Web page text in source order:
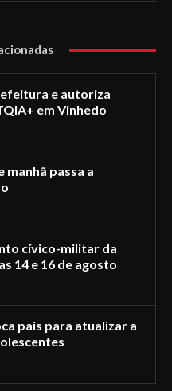
e autoriza
em Vinhedo
passa a
cívico-militar da
14 e 16 de agosto
pais para atualizar a